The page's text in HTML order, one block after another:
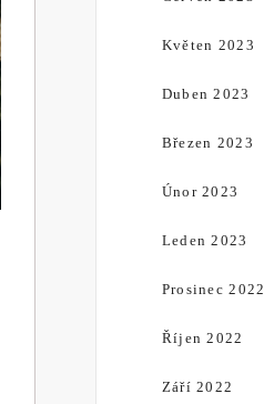
Květen 2023
Duben 2023
Březen 2023
Únor 2023
Leden 2023
Prosinec 2022
Říjen 2022
Září 2022